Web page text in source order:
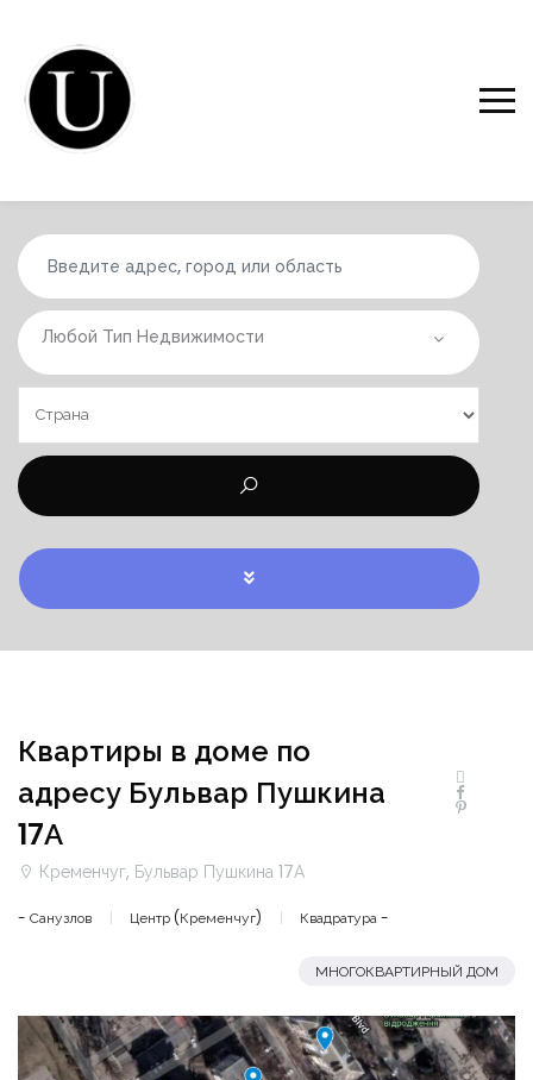
Любой Тип Недвижимости
Квартиры в доме по
адресу Бульвар Пушкина
17А
Кременчуг, Бульвар Пушкина 17А
- Санузлов Центр (Кременчуг) Квадратура -
МНОГОКВАРТИРНЫЙ ДОМ